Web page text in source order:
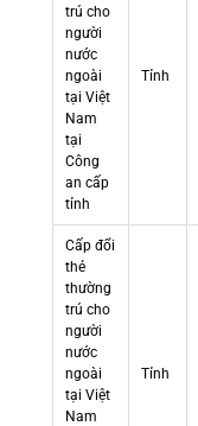
trú cho
người
nước
ngoài
tại Việt
Nam
tại
Công
an cấp
tỉnh
Tỉnh
Cấp đổi
thẻ
thường
trú cho
người
nước
ngoài
tại Việt
Nam
Tỉnh